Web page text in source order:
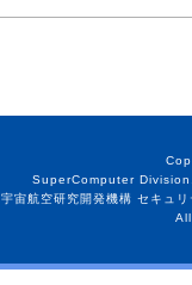
SuperComputer
宇宙航空研究開発機構 セキュ